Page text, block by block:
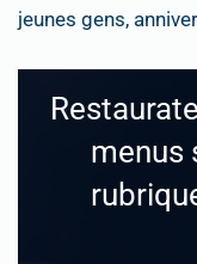
jeunes gens,
menus